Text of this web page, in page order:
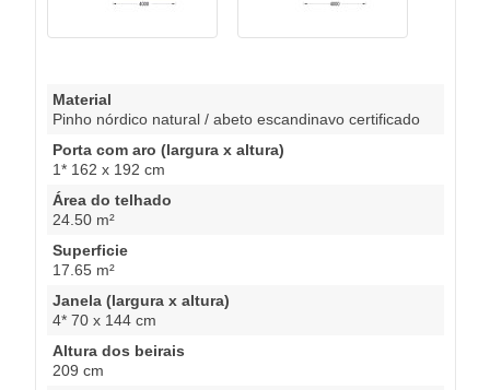
Material
Pinho nórdico natural / abeto escandinavo certificado
Porta com aro (largura x altura)
1* 162 x 192 cm
Área do telhado
24.50 m²
Superficie
17.65 m²
Janela (largura x altura)
4* 70 x 144 cm
Altura dos beirais
209 cm